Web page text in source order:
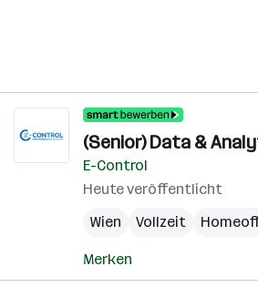
(Senior) Data &
E-Control
Heute veröffentlicht
Wien
Vollzeit
Merken